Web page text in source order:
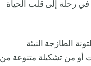
رحلة إلى قلب الحياة
الطازجة النيئة
أو من تشكيلة متنوعة من